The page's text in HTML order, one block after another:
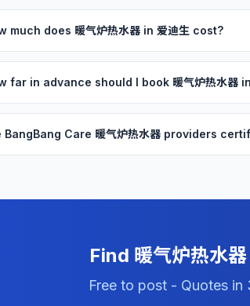
much does 暖气炉热水器 in 爱迪生 cost?
far in advance should I book 暖气炉热水器
BangBang Care 暖气炉热水器 providers
Find 暖气炉热水
Free to post - Quotes